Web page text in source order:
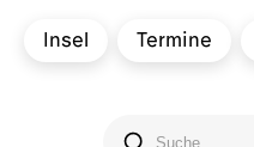
Insel Termine